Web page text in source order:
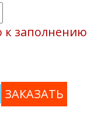
к заполнению